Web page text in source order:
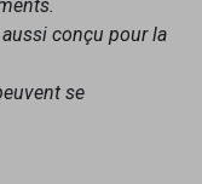
conçu pour la
se